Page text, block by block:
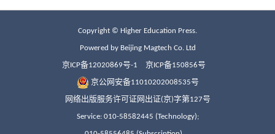
Copyright © Higher Education Press.
Powered by Beijing Magtech Co. Ltd
京ICP备12020869号-1 京ICP备150856号
京公网安备11010202008535号
网络出版服务许可证网出证(京)字第127号
Service: 010-58582445 (Technology);